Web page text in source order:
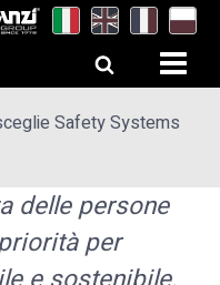
Safety Systems
delle persone
per